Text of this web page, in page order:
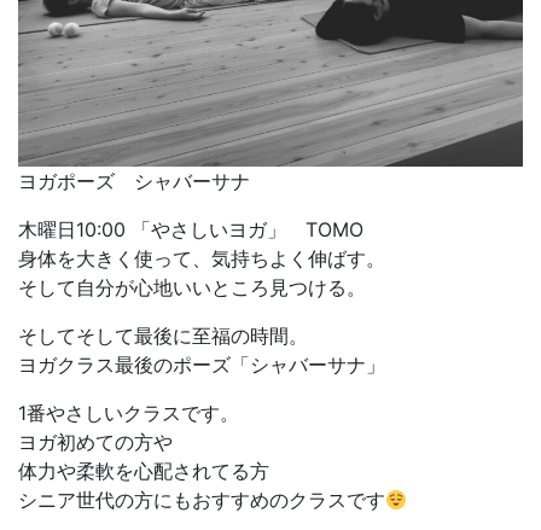
ヨガポーズ シャバーサナ
木曜日10:00 「やさしいヨガ」 TOMO
身体を大きく使って、気持ちよく伸ばす。
そして自分が心地いいところ見つける。
そしてそして最後に至福の時間。
ヨガクラス最後のポーズ「シャバーサナ」
1番やさしいクラスです。
ヨガ初めての方や
体力や柔軟を心配されてる方
シニア世代の方にもおすすめのクラスです